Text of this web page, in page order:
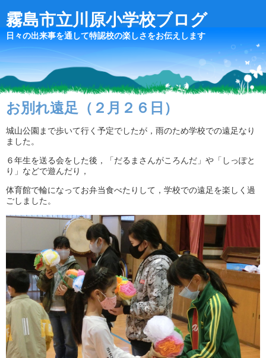
霧島市立川原小学校ブログ
日々の出来事を通して特認校の楽しさをお伝えします
お別れ遠足（２月２６日）
城山公園まで歩いて行く予定でしたが，雨のため学校での遠足なり
ました。
６年生を送る会をした後，「だるまさんがころんだ」や「しっぽと
り」などで遊んだり，
体育館で輪になってお弁当食べたりして，学校での遠足を楽しく過
ごしました。